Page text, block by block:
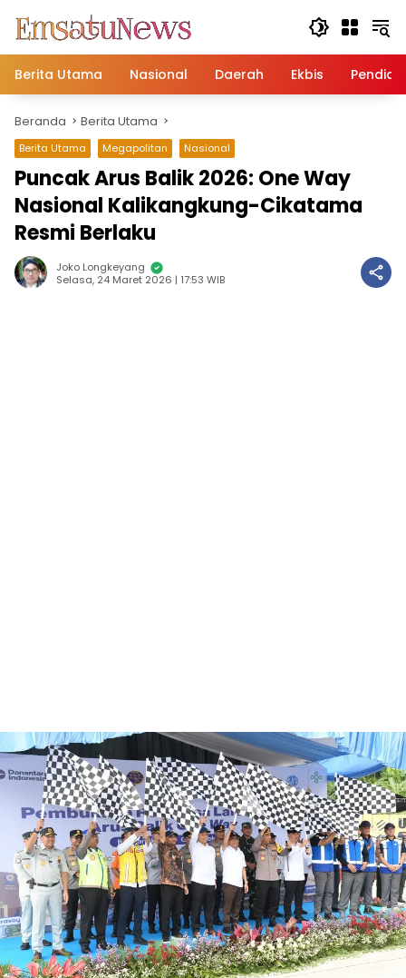
konten
Berita Utama
Nasional Daerah Ekbis
Beranda Berita Utama
Berita Utama Megapolitan Nasional
Puncak Arus Balik 2026: One Way
Nasional Kalikangkung-Cikatama
Resmi Berlaku
Joko Longkeyang
Selasa, 24 Maret 2026 | 17:53 WIB